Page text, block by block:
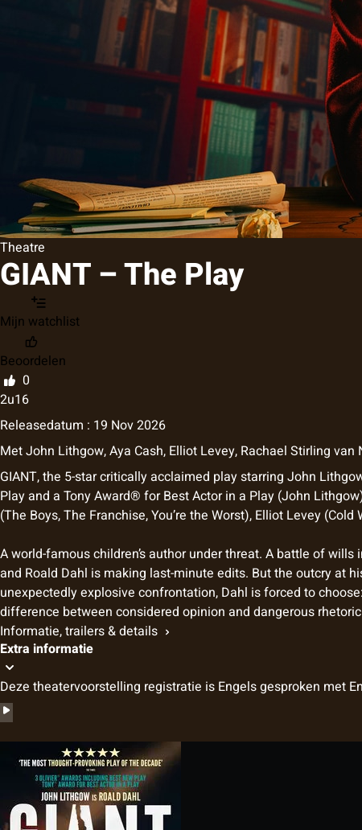
Theatre
GIANT – The Play
Mijn watchlist
Beoordelen
0
2u16
Releasedatum : 19 Nov 2026
MetJohn Lithgow,Aya Cash, Elliot Levey, Rachael Stirling van
GIANT, the 5-star critically acclaimed play starring John
Play and a Tony Award® for Best Actor in a Play (John
(The Boys, The Franchise, You’re the Worst), Elliot Levey
A world-famous children’s author under threat. A battle of
and Roald Dahl is making last-minute edits. But the outcry at
unexpectedly explosive confrontation, Dahl is forced to
difference between considered opinion and dangerous
Informatie, trailers & details
Extra informatie
Deze theatervoorstelling registratie is Engels gesproken met